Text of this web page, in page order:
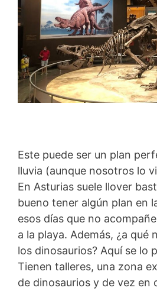
Este puede ser un plan
lluvia (aunque nosotros lo
En Asturias suele llover
bueno tener algún plan en
esos días que no
a la playa. Además, ¿a qué
los dinosaurios? Aquí se lo
Tienen talleres, una zona
de dinosaurios y de vez en